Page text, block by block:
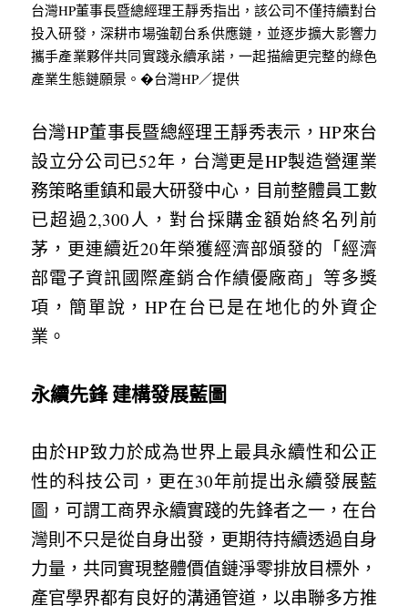
台灣HP董事長暨總經理王靜秀指出，該公司不僅持續對台
投入研發，深耕市場強韌台系供應鏈，並逐步擴大影響力
攜手產業夥伴共同實踐永續承諾，一起描繪更完整的綠色
產業生態鏈願景。�台灣HP／提供
台灣HP董事長暨總經理王靜秀表示，HP來台
設立分公司已52年，台灣更是HP製造營運業
務策略重鎮和最大研發中心，目前整體員工數
已超過2,300人，對台採購金額始終名列前
茅，更連續近20年榮獲經濟部頒發的「經濟
部電子資訊國際產銷合作績優廠商」等多獎
項，簡單說，HP在台已是在地化的外資企
業。
永續先鋒 建構發展藍圖
由於HP致力於成為世界上最具永續性和公正
性的科技公司，更在30年前提出永續發展藍
圖，可謂工商界永續實踐的先鋒者之一，在台
灣則不只是從自身出發，更期待持續透過自身
力量，共同實現整體價值鏈淨零排放目標外，
產官學界都有良好的溝通管道，以串聯多方推